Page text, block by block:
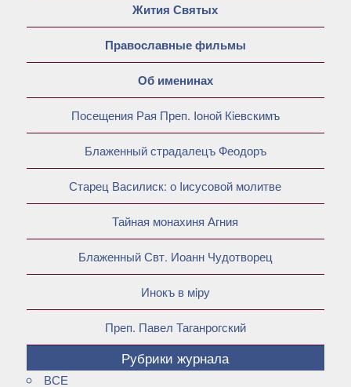
Жития Святых
Православные фильмы
Об именинах
Посещения Рая Преп. Ioной Кiевскимъ
Блаженный страдалецъ Феодоръ
Старец Василиск: о Iисусовой молитве
Тайная монахиня Агния
Блаженный Свт. Иоанн Чудотворец
Инокъ в мiру
Преп. Павел Таганрогский
Рубрики журнала
ВСЕ